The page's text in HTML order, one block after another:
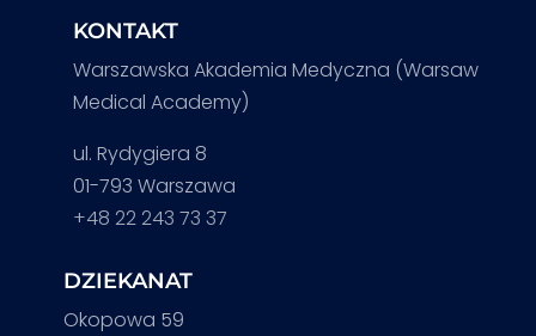
KONTAKT
Warszawska Akademia Medyczna (Warsaw
Medical Academy)
ul. Rydygiera 8
01-793 Warszawa
+48 22 243 73 37
DZIEKANAT
Okopowa 59